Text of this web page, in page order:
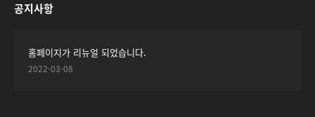
공지사항
홈페이지가 리뉴얼 되었습니다.
2022-03-08